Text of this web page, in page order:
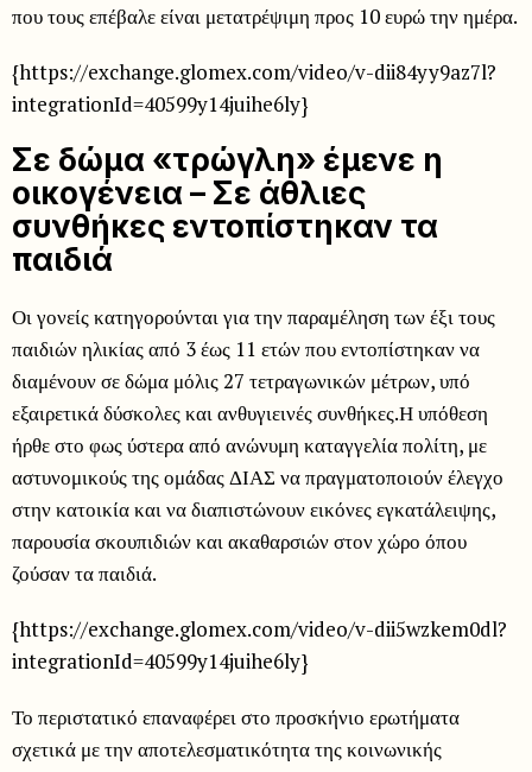
που τους επέβαλε είναι μετατρέψιμη προς 10 ευρώ την ημέρα.
{https://exchange.glomex.com/video/v-dii84yy9az7l?
integrationId=40599y14juihe6ly}
Σε δώμα «τρώγλη» έμενε η
οικογένεια – Σε άθλιες
συνθήκες εντοπίστηκαν τα
παιδιά
Οι γονείς κατηγορούνται για την παραμέληση των έξι τους
παιδιών ηλικίας από 3 έως 11 ετών που εντοπίστηκαν να
διαμένουν σε δώμα μόλις 27 τετραγωνικών μέτρων, υπό
εξαιρετικά δύσκολες και ανθυγιεινές συνθήκες.Η υπόθεση
ήρθε στο φως ύστερα από ανώνυμη καταγγελία πολίτη, με
αστυνομικούς της ομάδας ΔΙΑΣ να πραγματοποιούν έλεγχο
στην κατοικία και να διαπιστώνουν εικόνες εγκατάλειψης,
παρουσία σκουπιδιών και ακαθαρσιών στον χώρο όπου
ζούσαν τα παιδιά.
{https://exchange.glomex.com/video/v-dii5wzkem0dl?
integrationId=40599y14juihe6ly}
Το περιστατικό επαναφέρει στο προσκήνιο ερωτήματα
σχετικά με την αποτελεσματικότητα της κοινωνικής